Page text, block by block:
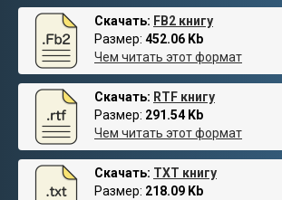
Скачать: FB2 книгу
Размер: 452.06 Kb
Чем читать этот формат
Скачать: RTF книгу
Размер: 291.54 Kb
Чем читать этот формат
Скачать: TXT книгу
Размер: 218.09 Kb